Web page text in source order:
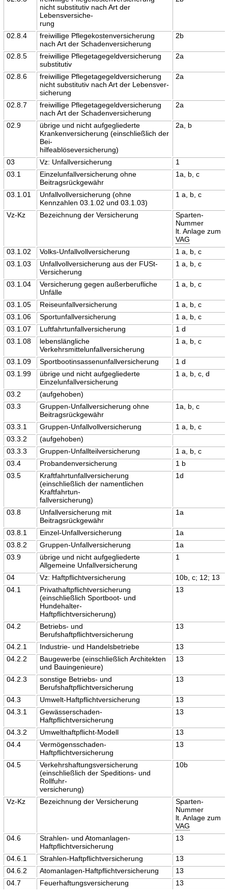
nicht substitutiv nach Art der
Lebensversiche-
rung
02.8.4
freiwillige Pflegekostenversicherung
nach Art der Schadenversicherung
2b
02.8.5
freiwillige Pflegetagegeldversicherung
substitutiv
2a
02.8.6
freiwillige Pflegetagegeldversicherung
nicht substitutiv nach Art der Lebensver-
sicherung
2a
02.8.7
freiwillige Pflegetagegeldversicherung
nach Art der Schadenversicherung
2a
02.9
übrige und nicht aufgegliederte
Krankenversicherung (einschließlich der
Bei-
hilfeablöseversicherung)
2a, b
03 Vz: Unfallversicherung
1
03.1
Einzelunfallversicherung ohne
Beitragsrückgewähr
1a, b, c
03.1.01
Unfallvollversicherung (ohne
Kennzahlen 03.1.02 und 03.1.03)
1 a, b, c
Vz-Kz Bezeichnung der Versicherung
Sparten-
Nummer
lt. Anlage zum
VAG
03.1.02
Volks-Unfallvollversicherung
1 a, b, c
03.1.03
Unfallvollversicherung aus der FUSt-
Versicherung
1 a, b, c
03.1.04
Versicherung gegen außerberufliche
Unfälle
1 a, b, c
03.1.05 Reiseunfallversicherung
1 a, b, c
03.1.06
Sportunfallversicherung
1 a, b, c
03.1.07
Luftfahrtunfallversicherung
1 d
03.1.08
lebenslängliche
Verkehrsmittelunfallversicherung
1 a, b, c
03.1.09 Sportbootinsassenunfallversicherung
1 d
03.1.99
übrige und nicht aufgegliederte
Einzelunfallversicherung
1 a, b, c, d
03.2
(aufgehoben)
03.3
Gruppen-Unfallversicherung ohne
Beitragsrückgewähr
1a, b, c
03.3.1 Gruppen-Unfallvollversicherung
1 a, b, c
03.3.2
(aufgehoben)
03.3.3
Gruppen-Unfallteilversicherung
1 a, b, c
03.4
Probandenversicherung
1 b
03.5
Kraftfahrtunfallversicherung
(einschließlich der namentlichen
Kraftfahrtun-
fallversicherung)
1d
03.8
Unfallversicherung mit
Beitragsrückgewähr
1a
03.8.1 Einzel-Unfallversicherung
1a
03.8.2
Gruppen-Unfallversicherung
1a
03.9
übrige und nicht aufgegliederte
Allgemeine Unfallversicherung
1
04 Vz: Haftpflichtversicherung
10b, c; 12; 13
04.1
Privathaftpflichtversicherung
(einschließlich Sportboot- und
Hundehalter-
Haftpflichtversicherung)
13
04.2
Betriebs- und
Berufshaftpflichtversicherung
13
04.2.1 Industrie- und Handelsbetriebe
13
04.2.2
Baugewerbe (einschließlich Architekten
und Bauingenieure)
13
04.2.3
sonstige Betriebs- und
Berufshaftpflichtversicherung
13
04.3 Umwelt-Haftpflichtversicherung
13
04.3.1
Gewässerschaden-
Haftpflichtversicherung
13
04.3.2 Umwelthaftpflicht-Modell
13
04.4
Vermögensschaden-
Haftpflichtversicherung
13
04.5
Verkehrshaftungsversicherung
(einschließlich der Speditions- und
Rollfuhr-
versicherung)
10b
Vz-Kz Bezeichnung der Versicherung
Sparten-
Nummer
lt. Anlage zum
VAG
04.6
Strahlen- und Atomanlagen-
Haftpflichtversicherung
13
04.6.1 Strahlen-Haftpflichtversicherung
13
04.6.2
Atomanlagen-Haftpflichtversicherung
13
04.7
Feuerhaftungsversicherung
13